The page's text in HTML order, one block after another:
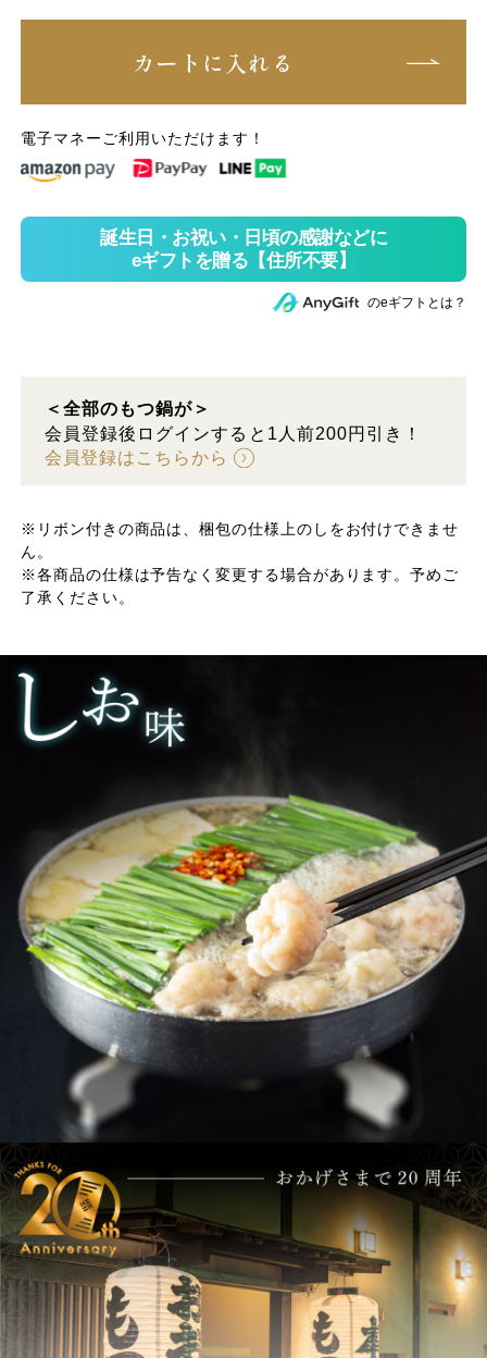
カートに入れる
電子マネーご利用いただけます！
のeギフトとは？
＜全部のもつ鍋が＞
会員登録後ログインすると1人前200円引き！
会員登録はこちらから
※リボン付きの商品は、梱包の仕様上のしをお付けできませ
ん。
※各商品の仕様は予告なく変更する場合があります。予めご
了承ください。